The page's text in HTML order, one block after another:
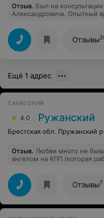
Отзыв. Был на
Александровича. Опытный
рекомендации дальнейших
понравилось!
Отзывы
Ещё 1 адрес
САНАТОРИЙ
4.0 Ружанский
Брестская обл. Пружанский
Отзыв. Любви много не
ангелом на КПП (которая
множество
зал (это моё), готовность
помощь, уютный номер, и т.
Отзывы7